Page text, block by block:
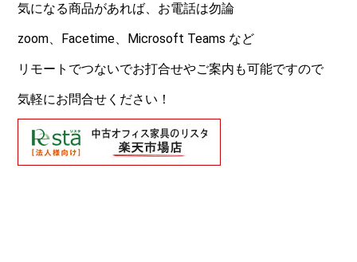
気になる商品があれば、お電話は勿論
zoom、Facetime、Microsoft Teams など
リモートでつないでお打合せやご案内も可能ですので
気軽にお問合せください！